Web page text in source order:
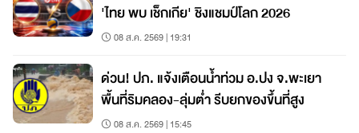
'ไทย พบ เช็กเกีย' ชิงแชมป์โลก 2026
08 ส.ค. 2569 | 19:31
ด่วน! ปภ. แจ้งเตือนน้ำท่วม อ.ปง จ.พะเยา
พื้นที่ริมคลอง-ลุ่มต่ำ รีบยกของขึ้นที่สูง
08 ส.ค. 2569 | 15:45